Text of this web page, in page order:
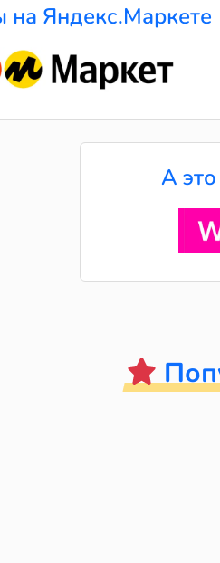
на Яндекс.Маркете
А